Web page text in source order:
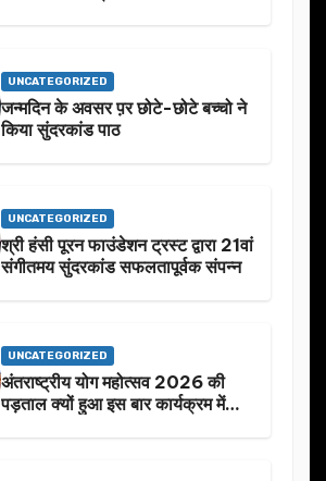
UNCATEGORIZED
जन्मदिन के अवसर प़र छोटे-छोटे बच्चो ने
किया सुंदरकांड पाठ
UNCATEGORIZED
श्री हंसी पूरन फाउंडेशन ट्रस्ट द्वारा 21वां
संगीतमय सुंदरकांड सफलतापूर्वक संपन्न
UNCATEGORIZED
अंतराष्ट्रीय योग महोत्सव 2026 की
पड़ताल क्यों हुआ इस बार कार्यक्रम में